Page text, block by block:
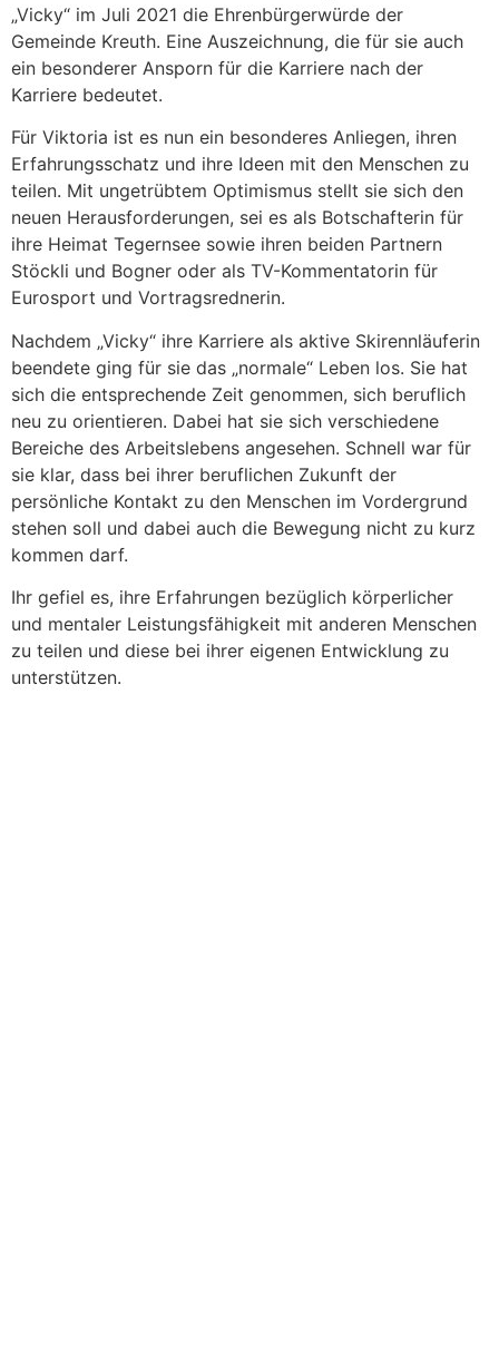
„Vicky“ im Juli 2021 die Ehrenbürgerwürde der
Gemeinde Kreuth. Eine Auszeichnung, die für sie auch
ein besonderer Ansporn für die Karriere nach der
Karriere bedeutet.
Für Viktoria ist es nun ein besonderes Anliegen, ihren
Erfahrungsschatz und ihre Ideen mit den Menschen zu
teilen. Mit ungetrübtem Optimismus stellt sie sich den
neuen Herausforderungen, sei es als Botschafterin für
ihre Heimat Tegernsee sowie ihren beiden Partnern
Stöckli und Bogner oder als TV-Kommentatorin für
Eurosport und Vortragsrednerin.
Nachdem „Vicky“ ihre Karriere als aktive Skirennläuferin
beendete ging für sie das „normale“ Leben los. Sie hat
sich die entsprechende Zeit genommen, sich beruflich
neu zu orientieren. Dabei hat sie sich verschiedene
Bereiche des Arbeitslebens angesehen. Schnell war für
sie klar, dass bei ihrer beruflichen Zukunft der
persönliche Kontakt zu den Menschen im Vordergrund
stehen soll und dabei auch die Bewegung nicht zu kurz
kommen darf.
Ihr gefiel es, ihre Erfahrungen bezüglich körperlicher
und mentaler Leistungsfähigkeit mit anderen Menschen
zu teilen und diese bei ihrer eigenen Entwicklung zu
unterstützen.